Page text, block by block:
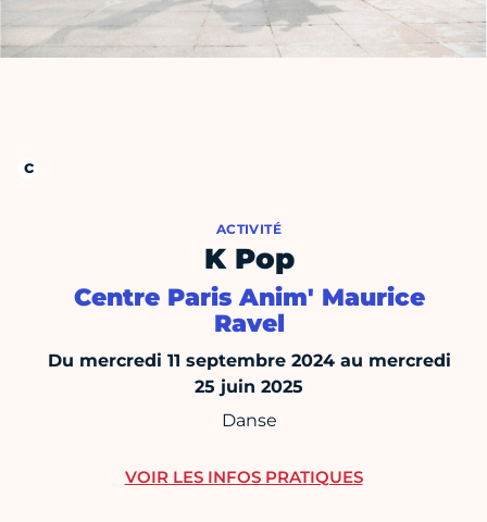
ACTIVITÉ
K Pop
Centre Paris Anim' Maurice
Ravel
Du mercredi 11 septembre 2024 au mercredi
25 juin 2025
Danse
VOIR LES INFOS PRATIQUES